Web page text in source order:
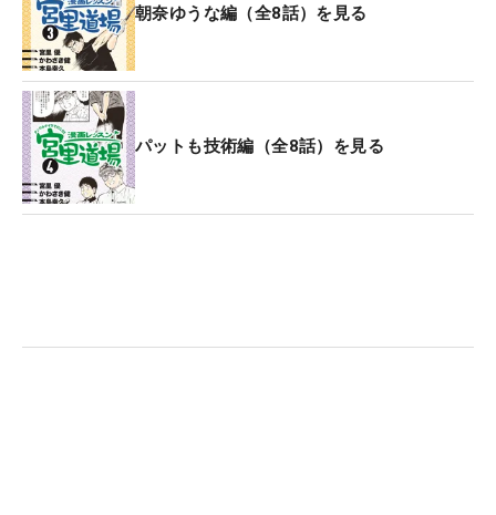
朝奈ゆうな編（全8話）を見る
パットも技術編（全8話）を見る